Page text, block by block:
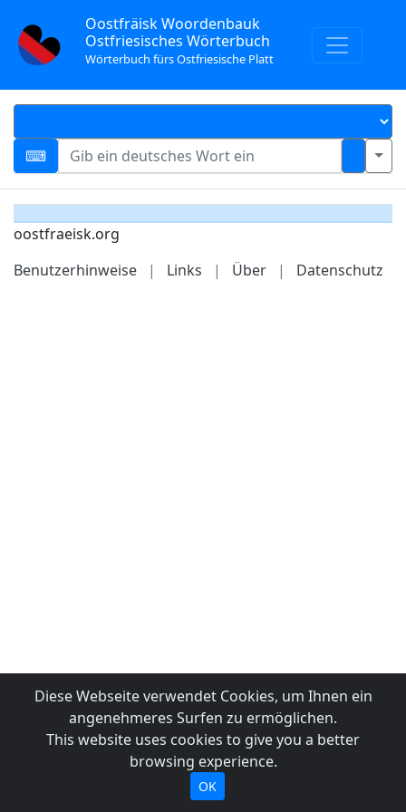
Oostfräisk Woordenbauk
Ostfriesisches Wörterbuch
Wörterbuch fürs Ostfriesische Platt
oostfraeisk.org
Benutzerhinweise
| Links | Über | Datenschutz
Diese Webseite verwendet Cookies, um Ihnen ein
angenehmeres Surfen zu ermöglichen.
This website uses cookies to give you a better
browsing experience.
OK